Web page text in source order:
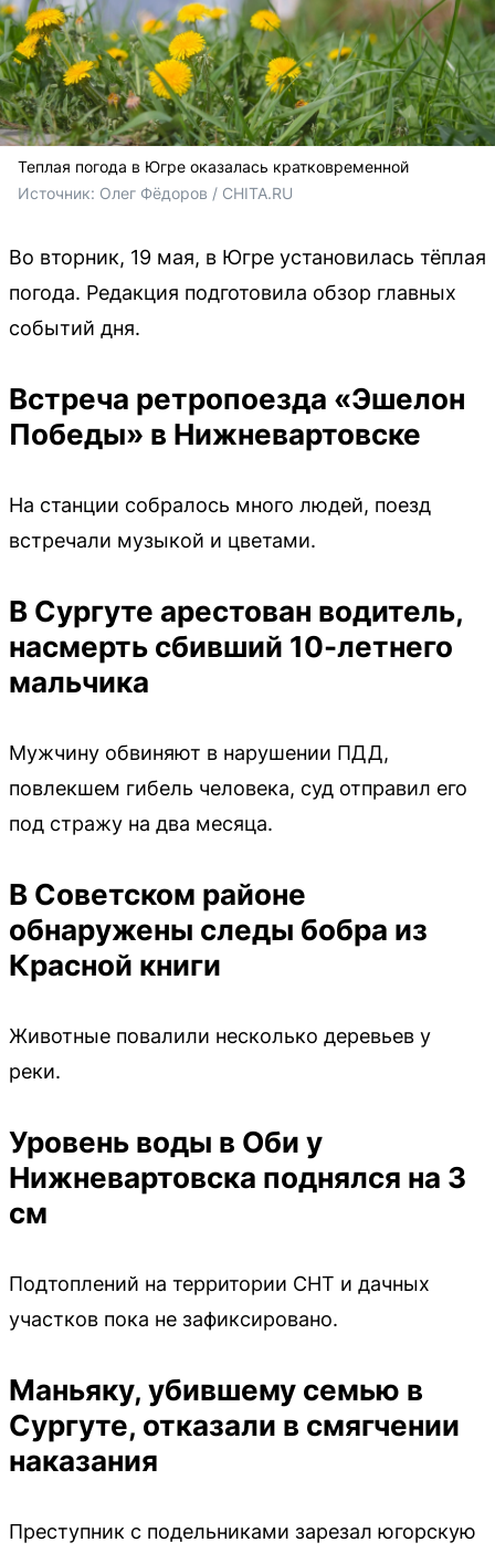
Теплая погода в Югре оказалась кратковременной
Источник: Олег Фёдоров / CHITA.RU
Во вторник, 19 мая, в Югре установилась тёплая
погода. Редакция подготовила обзор главных
событий дня.
Встреча ретропоезда «Эшелон
Победы» в Нижневартовске
На станции собралось много людей, поезд
встречали музыкой и цветами.
В Сургуте арестован водитель,
насмерть сбивший 10-летнего
мальчика
Мужчину обвиняют в нарушении ПДД,
повлекшем гибель человека, суд отправил его
под стражу на два месяца.
В Советском районе
обнаружены следы бобра из
Красной книги
Животные повалили несколько деревьев у
реки.
Уровень воды в Оби у
Нижневартовска поднялся на 3
см
Подтоплений на территории СНТ и дачных
участков пока не зафиксировано.
Маньяку, убившему семью в
Сургуте, отказали в смягчении
наказания
Преступник с подельниками зарезал югорскую